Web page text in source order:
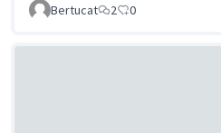
Bertucat
2 0